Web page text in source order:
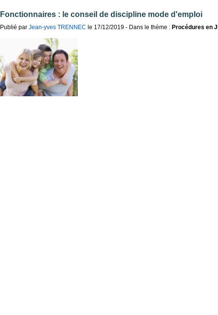
Fonctionnaires : le conseil de discipline mode d'emploi
Publié par Jean-yves TRENNEC le 17/12/2019 - Dans le thème : Procédures en